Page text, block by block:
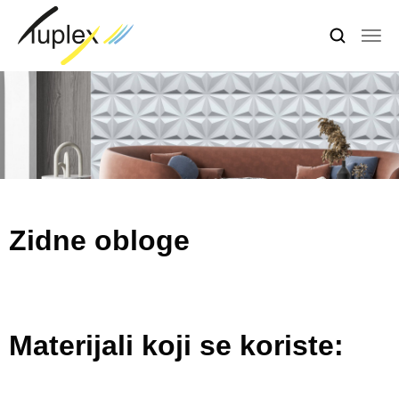
Zidne obloge
Materijali koji se koriste: